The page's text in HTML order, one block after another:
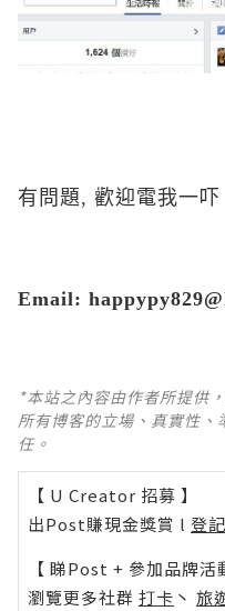
有問題, 歡迎電我一吓
Email:
*本站之內容由作者所提供
所有博客的立場、真實性
任。
【 U Creator 招募 】
出Post賺現金獎賞 l 登
【 睇Post + 參加品牌活
瀏覽更多社群 打卡 丶 旅